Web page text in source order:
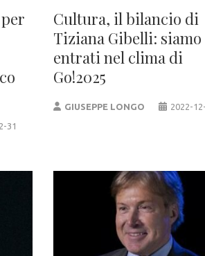
31
Cultura, il bilancio di
Tiziana Gibelli:
entrati nel clima di
Go!2025
GIUSEPPE LONGO 2022-